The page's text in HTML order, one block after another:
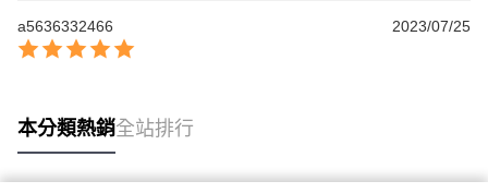
a5636332466 2023/07/25
本分類熱銷全站排行